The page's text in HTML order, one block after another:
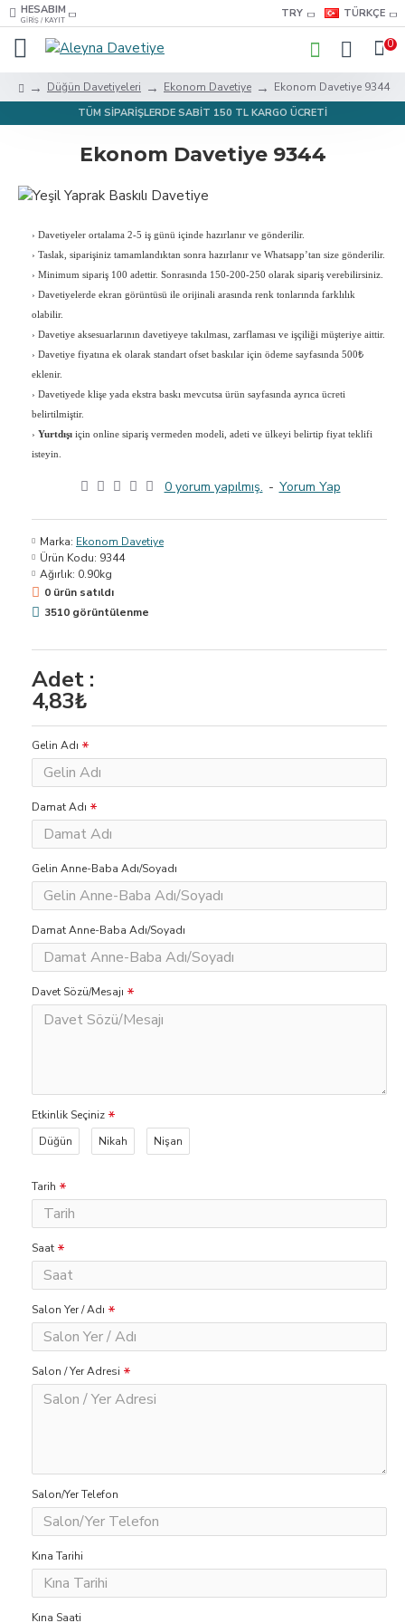
HESABIM
GIRIŞ / KAYIT
TRY TÜRKÇE
0
Düğün Davetiyeleri Ekonom Davetiye Ekonom Davetiye 9344
TÜM SİPARİŞLERDE SABİT 150 TL KARGO ÜCRETİ
Ekonom Davetiye 9344
› Davetiyeler ortalama 2-5 iş günü içinde hazırlanır ve gönderilir.
› Taslak, siparişiniz tamamlandıktan sonra hazırlanır ve Whatsapp’tan size gönderilir.
› Minimum sipariş 100 adettir. Sonrasında 150-200-250 olarak sipariş verebilirsiniz.
› Davetiyelerde ekran görüntüsü ile orijinali arasında renk tonlarında farklılık
olabilir.
› Davetiye aksesuarlarının davetiyeye takılması, zarflaması ve işçiliği müşteriye aittir.
› Davetiye fiyatına ek olarak standart ofset baskılar için ödeme sayfasında 500₺
eklenir.
› Davetiyede klişe yada ekstra baskı mevcutsa ürün sayfasında ayrıca ücreti
belirtilmiştir.
› Yurtdışı için online sipariş vermeden modeli, adeti ve ülkeyi belirtip fiyat teklifi
isteyin.
0 yorum yapılmış. - Yorum Yap
Adet :
4,83₺
Marka: Ekonom Davetiye
Ürün Kodu: 9344
Ağırlık: 0.90kg
0 ürün satıldı
3510 görüntülenme
Gelin Adı
Damat Adı
Gelin Anne-Baba Adı/Soyadı
Damat Anne-Baba Adı/Soyadı
Davet Sözü/Mesajı
Etkinlik Seçiniz
Düğün
Nikah Nişan
Tarih
Saat
Salon Yer / Adı
Salon / Yer Adresi
Salon/Yer Telefon
Kına Tarihi
Kına Saati